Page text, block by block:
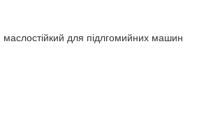
, маслостійкий для підлгомийних машин